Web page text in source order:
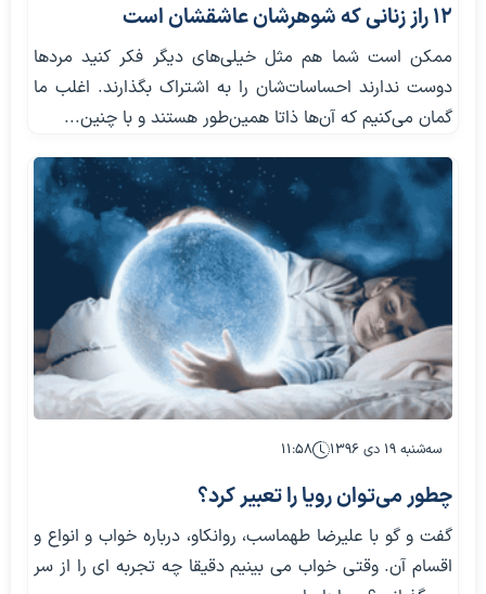
12 راز زنانی که شوهرشان عاشقشان است
ممكن است شما هم مثل خيلي‌هاي ديگر فكر كنيد مرد‌ها
دوست ندارند احساسات‌شان را به اشتراك بگذارند. اغلب ما
گمان مي‌كنيم كه آن‌ها ذاتا همين‌طور هستند و با چنين...
سه‌شنبه ۱۹ دی ۱۳۹۶ ۱۱:۵۸
چطور می‌توان رویا را تعبیر کرد؟
گفت و گو با علیرضا طهماسب، روانکاو، درباره خواب و انواع و
اقسام آن. وقتی خواب می بینیم دقیقا چه تجربه ای را از سر